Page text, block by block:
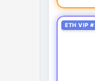
ETH VIP